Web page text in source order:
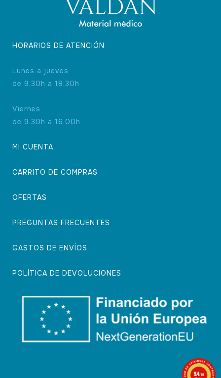
HORARIOS DE ATENCIÓN
Lunes a jueves
de 9.30h a 18.30h
Viernes
de 9.30h a 16.00h
MI CUENTA
CARRITO DE COMPRAS
OFERTAS
PREGUNTAS FRECUENTES
GASTOS DE ENVÍOS
POLÍTICA DE DEVOLUCIONES
9.4/10